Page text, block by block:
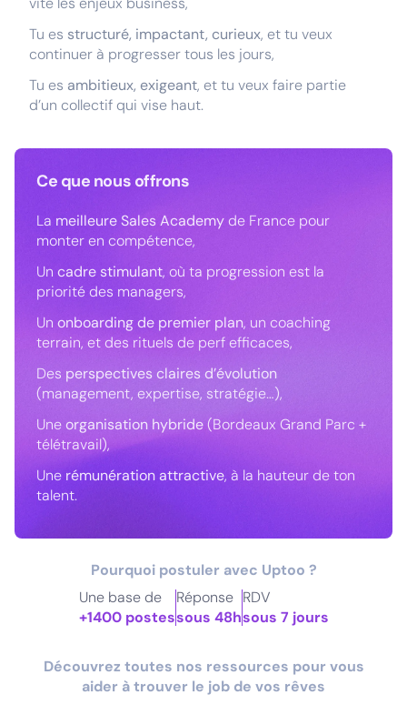
Tu es structuré, impactant, curieux, et tu veux
continuer à progresser tous les jours,
Tu es ambitieux, exigeant, et tu veux faire partie
d’un collectif qui vise haut.
Ce que nous offrons
La meilleure Sales Academyde France pour
monter en compétence,
Un cadre stimulant, où ta progression est la
priorité des managers,
Un onboarding de premier plan, un coaching
terrain, et des rituels de perf efficaces,
Des perspectives claires d’évolution
(management, expertise, stratégie…),
Uneorganisation hybride(Bordeaux Grand Parc +
télétravail),
Une rémunération attractive, à la hauteur de ton
talent.
Pourquoi postuler avec Uptoo ?
Une base de
+1400 postes
Réponse
sous 48h
RDV
sous 7 jours
Découvrez toutes nos ressources pour vous
aider à trouver le job de vos rêves